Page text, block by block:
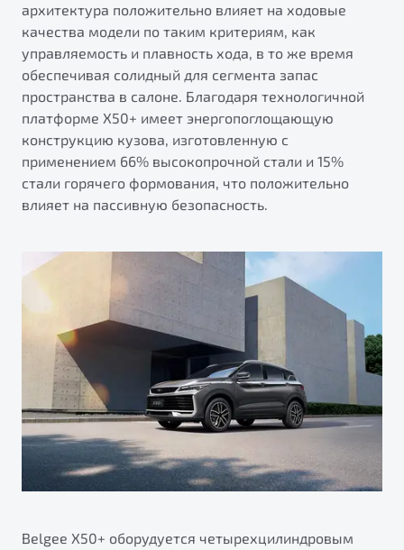
X70
Универсальный кроссовер
В наличии
Автомобили в наличии
Тест-драйв
Автокредит
Спецпредложения
Будьте еще более уверены на дорогах с программой
"Помощь на дорогах"
Преимущества программы
Запись на сервис
Калькулятор ТО
Клиентская поддержка
архитектура положительно влияет на ходовые
качества модели по таким критериям, как
управляемость и плавность хода, в то же время
обеспечивая солидный для сегмента запас
пространства в салоне. Благодаря технологичной
платформе X50+ имеет энергопоглощающую
конструкцию кузова, изготовленную с
применением 66% высокопрочной стали и 15%
стали горячего формования, что положительно
влияет на пассивную безопасность.
Belgee X50+ оборудуется четырехцилиндровым